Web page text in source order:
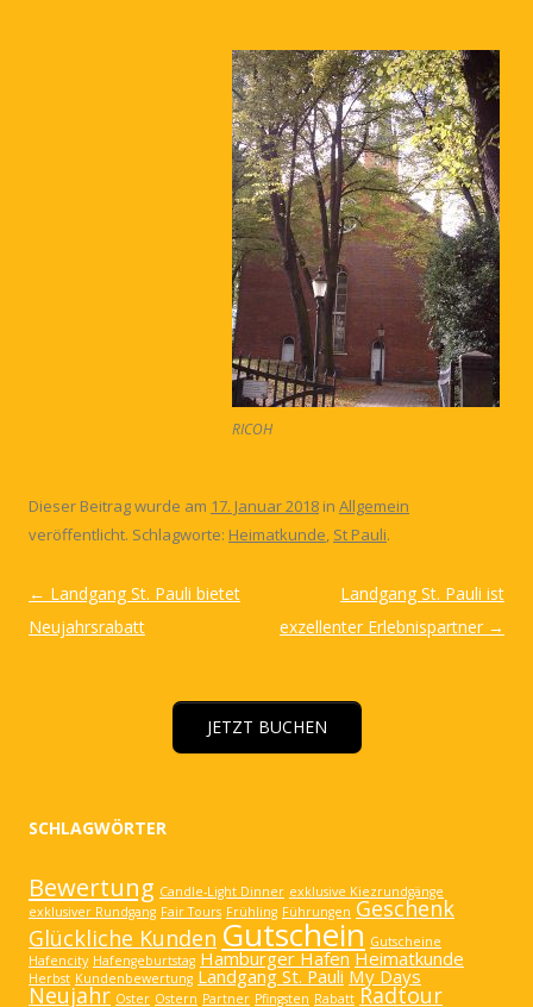
RICOH
Dieser Beitrag wurde am 17. Januar 2018 in Allgemein
veröffentlicht. Schlagworte: Heimatkunde, St Pauli.
Artikel-
Navigation
← Landgang St. Pauli bietet
Neujahrsrabatt
Landgang St. Pauli ist
exzellenter Erlebnispartner →
JETZT BUCHEN
SCHLAGWÖRTER
Bewertung Candle-Light Dinner exklusive Kiezrundgänge
exklusiver Rundgang Fair Tours Frühling Führungen Geschenk
Glückliche Kunden Gutschein Gutscheine
Hafencity Hafengeburtstag Hamburger Hafen Heimatkunde
Herbst Kundenbewertung Landgang St. Pauli My Days
Neujahr Oster Ostern Partner Pfingsten Rabatt Radtour